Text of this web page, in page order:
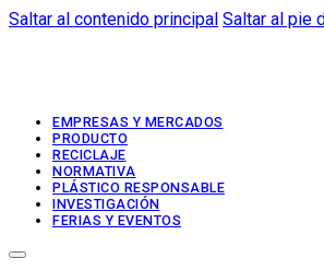
Saltar al contenido principal Saltar al pie
EMPRESAS Y MERCADOS
PRODUCTO
RECICLAJE
NORMATIVA
PLÁSTICO RESPONSABLE
INVESTIGACIÓN
FERIAS Y EVENTOS